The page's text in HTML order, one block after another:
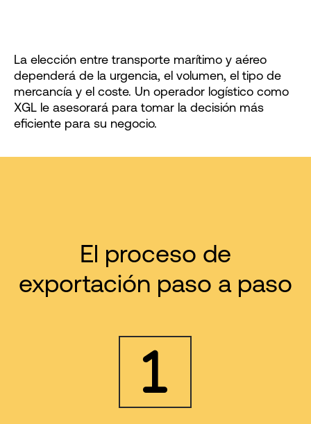
La elección entre transporte marítimo y aéreo
dependerá de la urgencia, el volumen, el tipo de
mercancía y el coste. Un operador logístico como
XGL le asesorará para tomar la decisión más
eficiente para su negocio.
El proceso de
exportación paso a paso